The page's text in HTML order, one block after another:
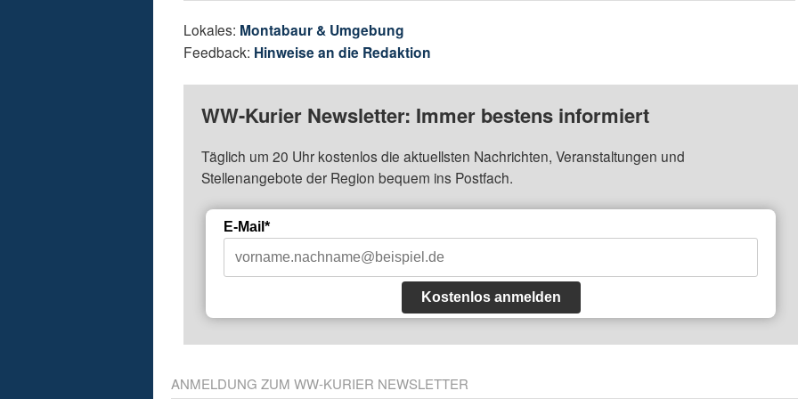
Lokales: Montabaur & Umgebung
Feedback: Hinweise an die Redaktion
WW-Kurier Newsletter: Immer bestens informiert
Täglich um 20 Uhr kostenlos die aktuellsten Nachrichten, Veranstaltungen und
Stellenangebote der Region bequem ins Postfach.
E-Mail*
Kostenlos anmelden
ANMELDUNG ZUM WW-KURIER NEWSLETTER